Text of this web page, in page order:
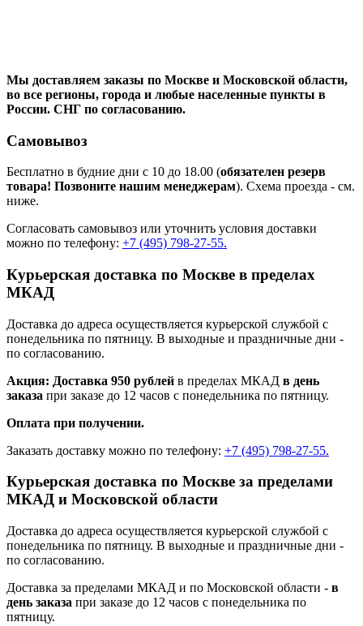
Мы доставляем заказы по Москве и Московской области,
во все регионы, города и любые населенные пункты в
России. СНГ по согласованию.
Самовывоз
Бесплатно в будние дни с 10 до 18.00 (обязателен резерв
товара! Позвоните нашим менеджерам). Схема проезда - см.
ниже.
Согласовать самовывоз или уточнить условия доставки
можно по телефону: +7 (495) 798-27-55.
Курьерская доставка по Москве в пределах
МКАД
Доставка до адреса осуществляется курьерской службой с
понедельника по пятницу. В выходные и праздничные дни -
по согласованию.
Акция: Доставка 950 рублей в пределах МКАД в день
заказа при заказе до 12 часов с понедельника по пятницу.
Оплата при получении.
Заказать доставку можно по телефону: +7 (495) 798-27-55.
Курьерская доставка по Москве за пределами
МКАД и Московской области
Доставка до адреса осуществляется курьерской службой с
понедельника по пятницу. В выходные и праздничные дни -
по согласованию.
Доставка за пределами МКАД и по Московской области - в
день заказа при заказе до 12 часов с понедельника по
пятницу.